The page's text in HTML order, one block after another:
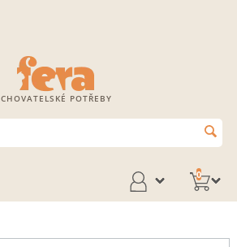
CHOVATELSKÉ POTŘEBY
0